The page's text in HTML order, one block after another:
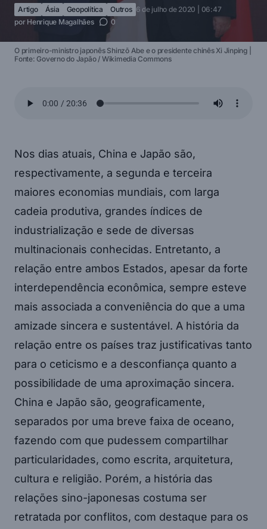
Artigo Ásia Geopolítica Outros 6 de julho de 2020 | 06:47
por Henrique Magalhães 0
O primeiro-ministro japonês Shinzō Abe e o presidente chinês Xi Jinping |
Fonte: Governo do Japão / Wikimedia Commons
Nos dias atuais, China e Japão são,
respectivamente, a segunda e terceira
maiores economias mundiais, com larga
cadeia produtiva, grandes índices de
industrialização e sede de diversas
multinacionais conhecidas. Entretanto, a
relação entre ambos Estados, apesar da forte
interdependência econômica, sempre esteve
mais associada a conveniência do que a uma
amizade sincera e sustentável. A história da
relação entre os países traz justificativas tanto
para o ceticismo e a desconfiança quanto a
possibilidade de uma aproximação sincera.
China e Japão são, geograficamente,
separados por uma breve faixa de oceano,
fazendo com que pudessem compartilhar
particularidades, como escrita, arquitetura,
cultura e religião. Porém, a história das
relações sino-japonesas costuma ser
retratada por conflitos, com destaque para os